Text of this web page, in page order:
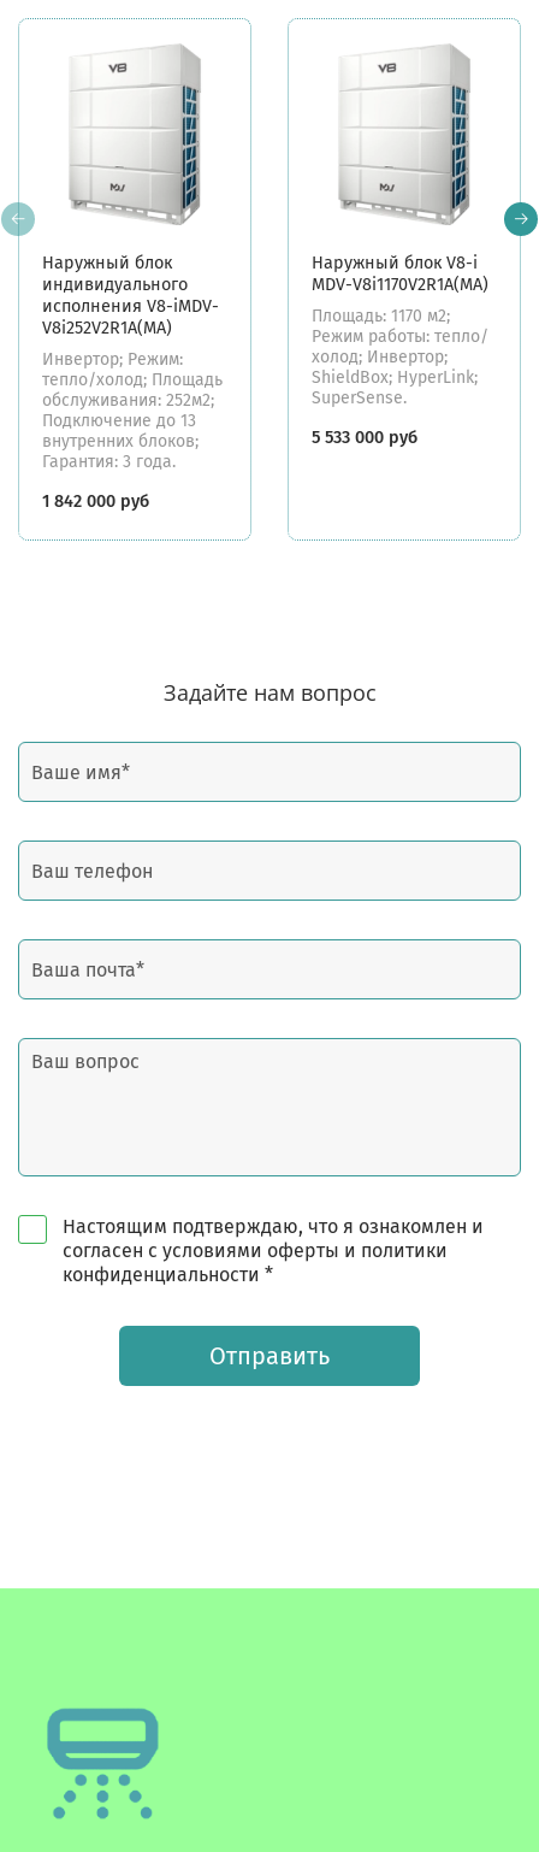
Наружный блок
индивидуального
исполнения V8-iMDV-
V8i252V2R1A(MA)
Инвертор; Режим:
тепло/холод; Площадь
обслуживания: 252м2;
Подключение до 13
внутренних блоков;
Гарантия: 3 года.
1 842 000 руб
Наружный блок V8-i
MDV-V8i1170V2R1A(MA)
Площадь: 1170 м2;
Режим работы: тепло/
холод; Инвертор;
ShieldBox; HyperLink;
SuperSense.
5 533 000 руб
Задайте нам вопрос
Настоящим подтверждаю, что я ознакомлен и
согласен с условиями оферты и политики
конфиденциальности *
Отправить